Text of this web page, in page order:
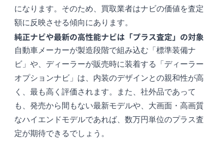
になります。そのため、買取業者はナビの価値を査定
額に反映させる傾向にあります。
純正ナビや最新の高性能ナビは「プラス査定」の対象
自動車メーカーが製造段階で組み込む「標準装備ナ
ビ」や、ディーラーが販売時に装着する「ディーラー
オプションナビ」は、内装のデザインとの親和性が高
く、最も高く評価されます。また、社外品であって
も、発売から間もない最新モデルや、大画面・高画質
なハイエンドモデルであれば、数万円単位のプラス査
定が期待できるでしょう。